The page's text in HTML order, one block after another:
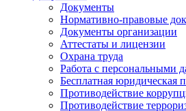
Документы
Нормативно-правовые
Документы организации
Аттестаты и лицензии
Охрана труда
Работа с персональными
Бесплатная юридическая
Противодействие
Противодействие